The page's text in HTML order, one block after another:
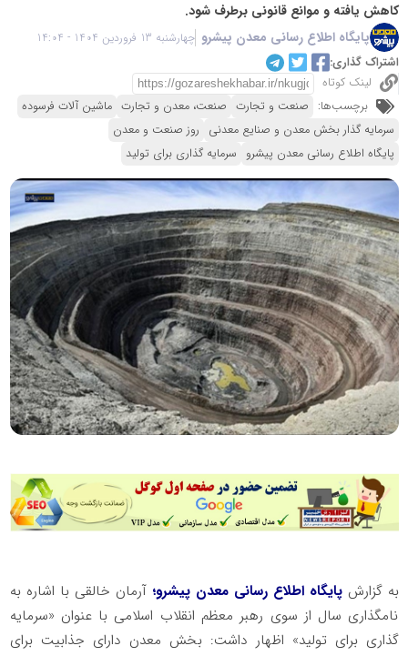
کاهش یافته و موانع قانونی برطرف شود.
پایگاه اطلاع رسانی معدن پیشرو چهارشنبه 13 فروردین 1404 - 14:04
اشتراک گذاری:
لینک کوتاه
برچسب‌ها: صنعت و تجارت صنعت، معدن و تجارت ماشین آلات فرسوده
سرمایه گذار بخش معدن و صنایع معدنی روز صنعت و معدن
پایگاه اطلاع رسانی معدن پیشرو سرمایه گذاری برای تولید
به گزارش پایگاه اطلاع رسانی معدن پیشرو؛آرمان خالقی با اشاره به
نامگذاری سال از سوی رهبر معظم انقلاب اسلامی با عنوان «سرمایه
گذاری برای تولید» اظهار داشت: بخش معدن دارای جذابیت برای